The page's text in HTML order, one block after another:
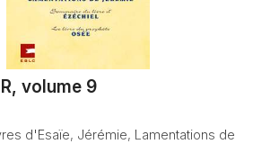
volume 9
d'Esaïe, Jérémie, Lamentations de